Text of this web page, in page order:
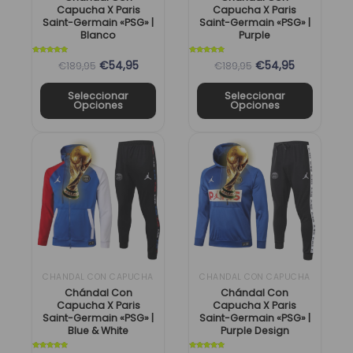
Capucha X Paris
Saint-Germain «PSG» |
Blanco
€189,95 €54,95
Seleccionar
Opciones
elegir
en
página
de
producto
Capucha X Paris
Saint-Germain «PSG» |
Purple
€189,95 €54,95
Seleccionar
Opciones
elegir
en
página
de
producto
CHANDAL CON CAPUCHA
Chándal Con
Capucha X Paris
Saint-Germain «PSG» |
Blue & White
precio
original
era:
189,95 €.
El
precio
actual
es:
54,95 €.
Este
producto
tiene
múltiples
variantes.
Las
opciones
se
pueden
elegir
en
CHANDAL CON CAPUCHA
Chándal Con
Capucha X Paris
Saint-Germain «PSG» |
Purple Design
precio
original
era:
189,95 €.
El
precio
actual
54,95 €.
Este
producto
tiene
múltiples
variantes.
Las
opciones
se
pueden
elegir
en